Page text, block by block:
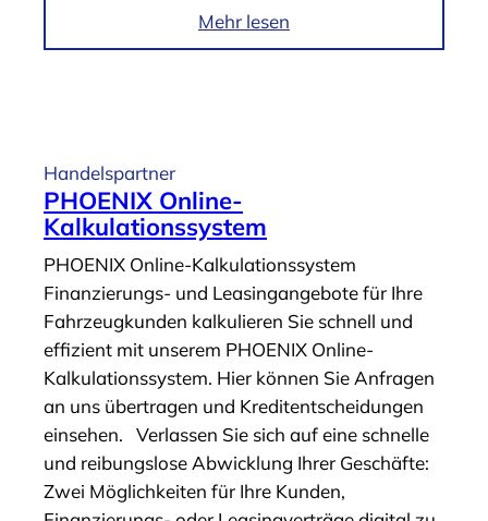
r
e
r
u
n
g
s
a
n
t
Mehr lesen
m
„
D
u
r
c
h
s
t
a
Handelspartner
PHOENIX Online-
Kalkulationssystem
PHOENIX Online-Kalkulationssystem
Finanzierungs- und Leasingangebote für Ihre
Fahrzeugkunden kalkulieren Sie schnell und
effizient mit unserem PHOENIX Online-
Kalkulationssystem. Hier können Sie Anfragen
an uns übertragen und Kreditentscheidungen
einsehen. Verlassen Sie sich auf eine schnelle
und reibungslose Abwicklung Ihrer Geschäfte:
Zwei Möglichkeiten für Ihre Kunden,